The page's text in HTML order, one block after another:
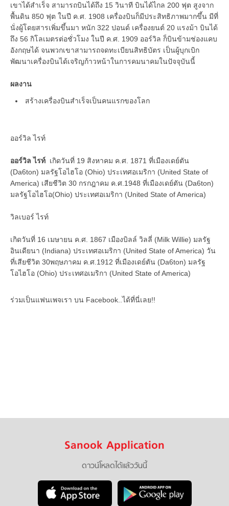
เขาได้สำเร็จ สามารถบินได้ถึง 15 วินาที บินได้ไกล 200 ฟุต สูงจาก
พื้นดิน 850 ฟุต ในปี ค.ศ. 1908 เครื่องบินก็มีประสิทธิภาพมากขึ้น มีที่
นั่งผู้โดยสารเพิ่มขึ้นมา หนัก 322 ปอนด์ เครื่องยนต์ 20 แรงม้า บินได้
ถึง 56 กิโลเมตรต่อชั่วโมง ในปี ค.ศ. 1909 ออร์วิล ก็บินข้ามช่องแคบ
อังกฤษได้ จนพวกเขาสามารถจดทะเบียนสิทธิบัตร เป็นผู้บุกเบิก
พัฒนาเครื่องบินได้เจริญก้าวหน้าในการคมนาคมในปัจจุบันนี้
ผลงาน
สร้างเครื่องบินสำเร็จเป็นคนแรกของโลก
ออร์วิล ไรท์
ออร์วิล ไรท์ เกิดวันที่ 19 สิงหาคม ค.ศ. 1871 ที่เมืองเดย์ตัน
(Da6ton) มลรัฐโอไฮโอ (Ohio) ประเทศอเมริกา (United State of
America) เสียชีวิต 30 กรกฎาคม ค.ศ.1948 ที่เมืองเดย์ตัน (Da6ton)
มลรัฐโอไฮโอ(Ohio) ประเทศอเมริกา (United State of America)
วิลเบอร์ ไรท์
เกิดวันที่ 16 เมษายน ค.ศ. 1867 เมืองบิลล์ วิลลี่ (Milk Willie) มลรัฐ
อินเดียนา (Indiana) ประเทศอเมริกา (United State of America) วัน
ที่เสียชีวิต 30พฤษภาคม ค.ศ.1912 ที่เมืองเดย์ตัน (Da6ton) มลรัฐ
โอไฮโอ (Ohio) ประเทศอเมริกา (United State of America)
ร่วมเป็นแฟนเพจเรา บน Facebook..ได้ที่นี่เลย!!
Sanook Application
ดาวน์โหลดได้แล้ววันนี้